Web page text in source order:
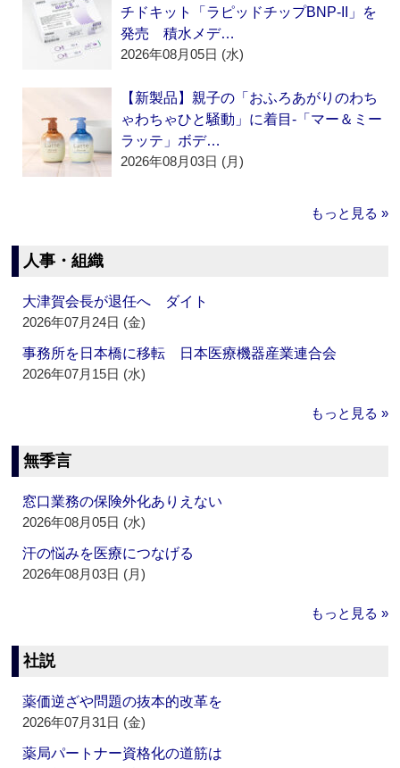
チドキット「ラピッドチップBNP-II」を
発売 積水メデ…
2026年08月05日 (水)
【新製品】親子の「おふろあがりのわち
ゃわちゃひと騒動」に着目‐「マー＆ミー
ラッテ」ボデ…
2026年08月03日 (月)
もっと見る »
人事・組織
大津賀会長が退任へ ダイト
2026年07月24日 (金)
事務所を日本橋に移転 日本医療機器産業連合会
2026年07月15日 (水)
もっと見る »
無季言
窓口業務の保険外化ありえない
2026年08月05日 (水)
汗の悩みを医療につなげる
2026年08月03日 (月)
もっと見る »
社説
薬価逆ざや問題の抜本的改革を
2026年07月31日 (金)
薬局パートナー資格化の道筋は